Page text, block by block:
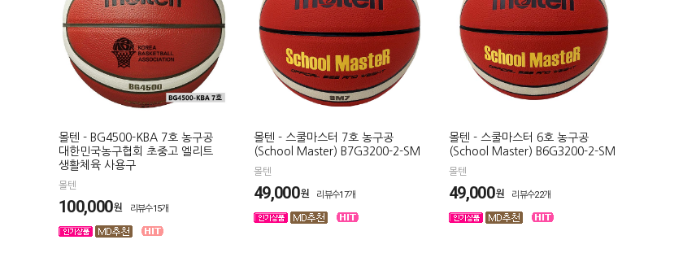
몰텐 - BG4500-KBA 7호 농구공
대한민국농구협회 초중고 엘리트
생활체육 사용구
몰텐
100,000원 리뷰수15개
몰텐 - 스쿨마스터 7호 농구공
(School Master) B7G3200-2-SM
몰텐
49,000원 리뷰수17개
몰텐 - 스쿨마스터 6호 농구공
(School Master) B6G3200-2-SM
몰텐
49,000원 리뷰수22개